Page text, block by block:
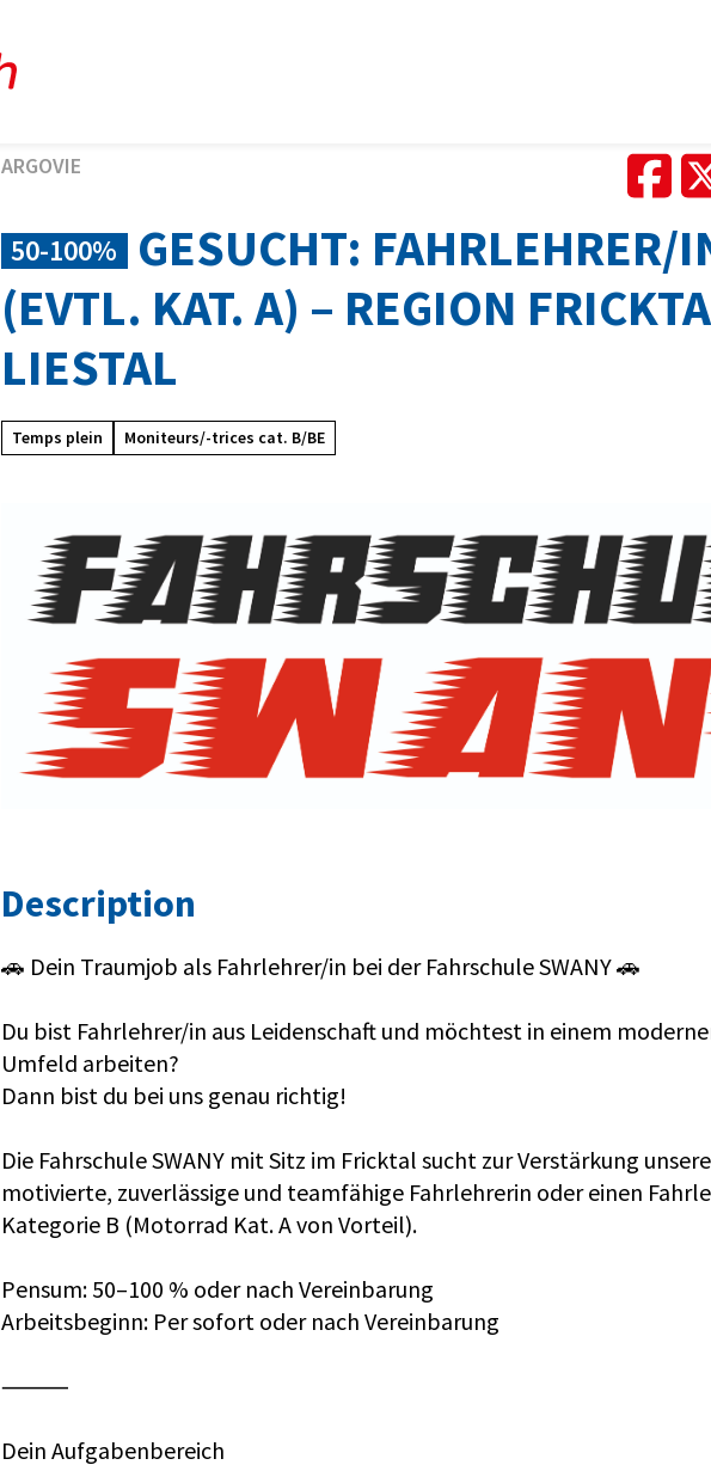
ARGOVIE
50-100% GESUCHT: FAHRLEHRER/
(EVTL. KAT. A) – REGION
LIESTAL
Temps plein Moniteurs/-trices cat. B/BE
Description
🚗 Dein Traumjob als Fahrlehrer/in bei der Fahrschule SWANY 🚗
Du bist Fahrlehrer/in aus Leidenschaft und möchtest in einem
Umfeld arbeiten?
Dann bist du bei uns genau richtig!
Die Fahrschule SWANY mit Sitz im Fricktal sucht zur Verstärkung
motivierte, zuverlässige und teamfähige Fahrlehrerin oder einen
Kategorie B (Motorrad Kat. A von Vorteil).
Pensum: 50–100 % oder nach Vereinbarung
Arbeitsbeginn: Per sofort oder nach Vereinbarung
⸻
Dein Aufgabenbereich